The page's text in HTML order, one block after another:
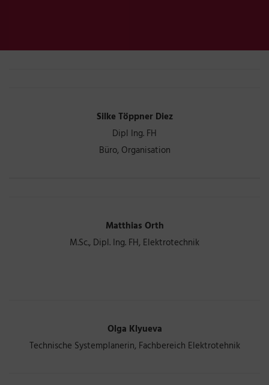
Silke Töppner Diez
Dipl Ing. FH
Büro, Organisation
Matthias Orth
M.Sc., Dipl. Ing. FH, Elektrotechnik
Olga Klyueva
Technische Systemplanerin, Fachbereich Elektrotehnik